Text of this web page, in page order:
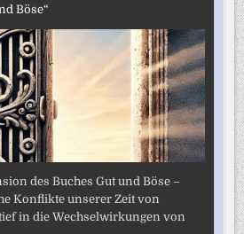
Böse“
des Buches Gut und Böse –
Konflikte unserer Zeit von
in die Wechselwirkungen von